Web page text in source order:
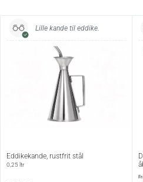
vand, ryste kanden grundigt og
Lad kanden tørre med bunden
Lille kande til eddike.
Eddikekande, rustfrit stål
0,25 ltr